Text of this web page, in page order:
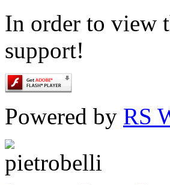
In order to view
support!
Powered by RS